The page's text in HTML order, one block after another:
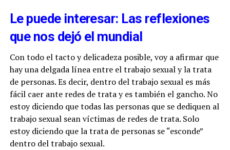
Le puede interesar: Las reflexiones
que nos dejó el mundial
Con todo el tacto y delicadeza posible, voy a afirmar que
hay una delgada línea entre el trabajo sexual y la trata
de personas. Es decir, dentro del trabajo sexual es más
fácil caer ante redes de trata y es también el gancho. No
estoy diciendo que todas las personas que se dediquen al
trabajo sexual sean víctimas de redes de trata. Solo
estoy diciendo que la trata de personas se “esconde”
dentro del trabajo sexual.